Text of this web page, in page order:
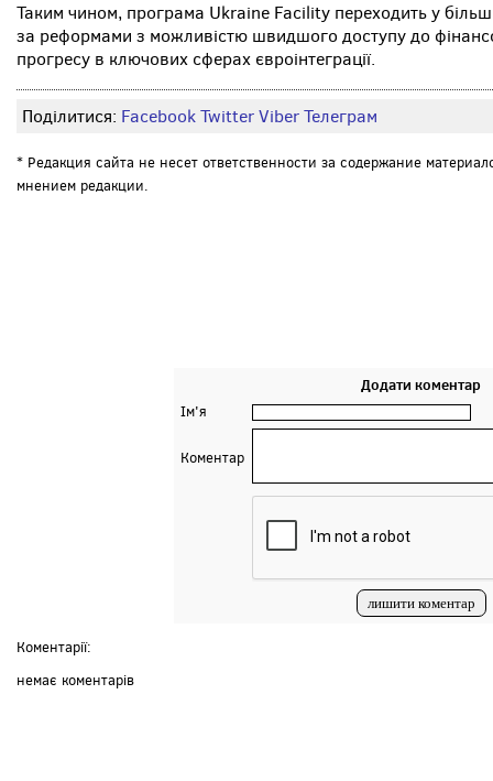
Таким чином, програма Ukraine Facility переходить у
за реформами з можливістю швидшого доступу до
прогресу в ключових сферах євроінтеграції.
Поділитися: FacebookTwitterViberТелеграм
* Редакция сайта не несет ответственности за содержание
мнением редакции.
Додати коментар
Ім'я
Коментар
Коментарії:
немає коментарів